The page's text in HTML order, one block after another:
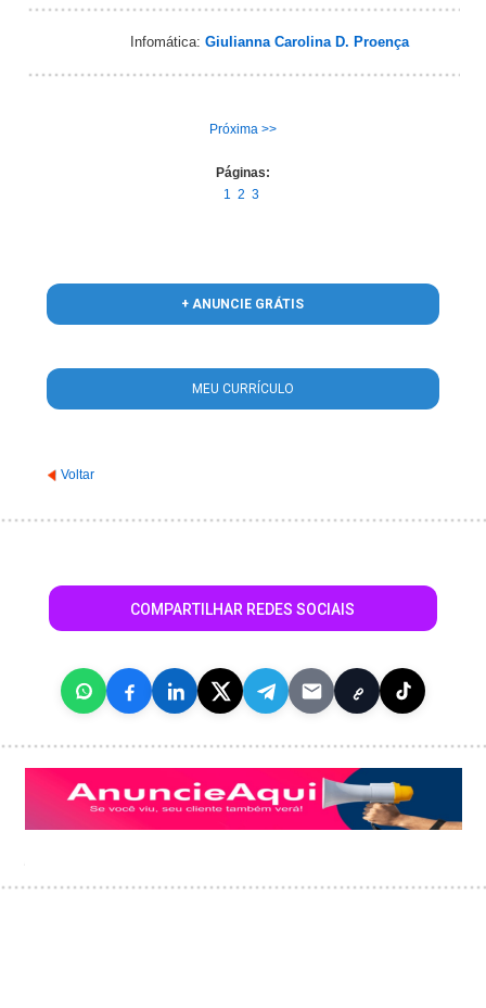
Infomática: Giulianna Carolina D. Proença
Próxima >>
Páginas:
1 2 3
+ ANUNCIE GRÁTIS
MEU CURRÍCULO
Voltar
COMPARTILHAR REDES SOCIAIS